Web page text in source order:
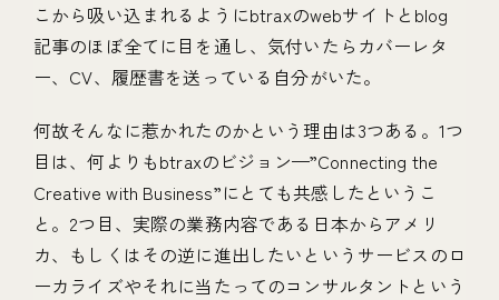
こから吸い込まれるようにbtraxのwebサイトとblog
記事のほぼ全てに目を通し、気付いたらカバーレタ
ー、CV、履歴書を送っている自分がいた。
何故そんなに惹かれたのかという理由は3つある。1つ
目は、何よりもbtraxのビジョン—”Connecting the
Creative with Business”にとても共感したというこ
と。2つ目、実際の業務内容である日本からアメリ
カ、もしくはその逆に進出したいというサービスのロ
ーカライズやそれに当たってのコンサルタントという